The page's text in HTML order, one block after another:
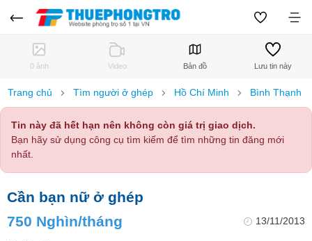
0 ảnh Video Bản đồ Lưu tin này
Trang chủ Tìm người ở ghép Hồ Chí Minh Bình Thạnh
Tin này đã hết hạn nên không còn giá trị giao dịch.
Bạn hãy sử dụng công cụ tìm kiếm để tìm những tin đăng mới
nhất.
Cần bạn nữ ở ghép
750 Nghìn/tháng
13/11/2013